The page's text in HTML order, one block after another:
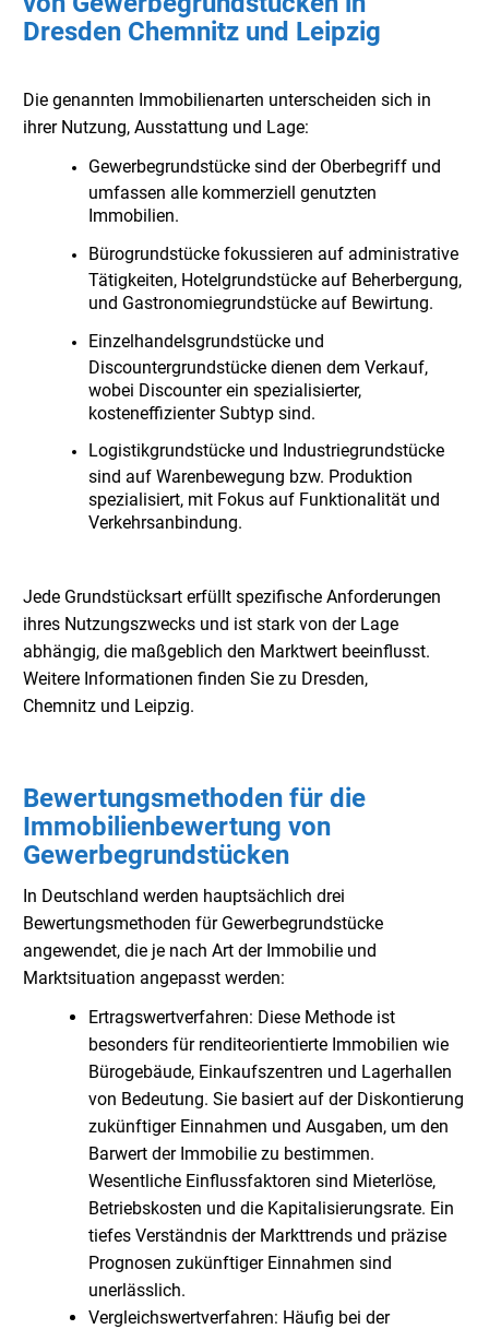
Dresden Chemnitz und Leipzig
Die genannten Immobilienarten unterscheiden sich in
ihrer Nutzung, Ausstattung und Lage:
Gewerbegrundstücke sind der Oberbegriff und
umfassen alle kommerziell genutzten
Immobilien.
Bürogrundstücke fokussieren auf administrative
Tätigkeiten, Hotelgrundstücke auf Beherbergung,
und Gastronomiegrundstücke auf Bewirtung.
Einzelhandelsgrundstücke und
Discountergrundstücke dienen dem Verkauf,
wobei Discounter ein spezialisierter,
kosteneffizienter Subtyp sind.
Logistikgrundstücke und Industriegrundstücke
sind auf Warenbewegung bzw. Produktion
spezialisiert, mit Fokus auf Funktionalität und
Verkehrsanbindung.
Jede Grundstücksart erfüllt spezifische Anforderungen
ihres Nutzungszwecks und ist stark von der Lage
abhängig, die maßgeblich den Marktwert beeinflusst.
Weitere Informationen finden Sie zu Dresden,
Chemnitz und Leipzig.
Bewertungsmethoden für die
Immobilienbewertung von
Gewerbegrundstücken
In Deutschland werden hauptsächlich drei
Bewertungsmethoden für Gewerbegrundstücke
angewendet, die je nach Art der Immobilie und
Marktsituation angepasst werden:
Ertragswertverfahren: Diese Methode ist
besonders für renditeorientierte Immobilien wie
Bürogebäude, Einkaufszentren und Lagerhallen
von Bedeutung. Sie basiert auf der Diskontierung
zukünftiger Einnahmen und Ausgaben, um den
Barwert der Immobilie zu bestimmen.
Wesentliche Einflussfaktoren sind Mieterlöse,
Betriebskosten und die Kapitalisierungsrate. Ein
tiefes Verständnis der Markttrends und präzise
Prognosen zukünftiger Einnahmen sind
unerlässlich.
Vergleichswertverfahren: Häufig bei der